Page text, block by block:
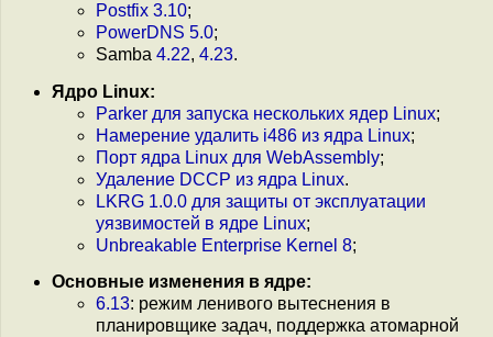
Postfix 3.10;
PowerDNS 5.0;
Samba 4.22, 4.23.
Ядро Linux:
Parker для запуска нескольких ядер Linux;
Намерение удалить i486 из ядра Linux;
Порт ядра Linux для WebAssembly;
Удаление DCCP из ядра Linux.
LKRG 1.0.0 для защиты от эксплуатации
уязвимостей в ядре Linux;
Unbreakable Enterprise Kernel 8;
Основные изменения в ядре:
6.13: режим ленивого вытеснения в
планировщике задач, поддержка атомарной